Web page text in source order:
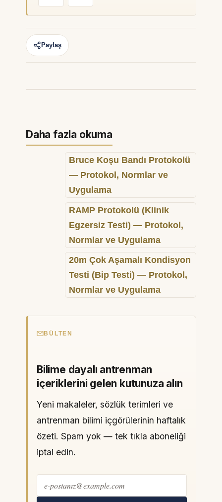
Paylaş
Daha fazla okuma
Bruce Koşu Bandı Protokolü
— Protokol, Normlar ve
Uygulama
RAMP Protokolü (Klinik
Egzersiz Testi) — Protokol,
Normlar ve Uygulama
20m Çok Aşamalı Kondisyon
Testi (Bip Testi) — Protokol,
Normlar ve Uygulama
BÜLTEN
Bilime dayalı antrenman
içeriklerini gelen kutunuza alın
Yeni makaleler, sözlük terimleri ve
antrenman bilimi içgörülerinin haftalık
özeti. Spam yok — tek tıkla aboneliği
iptal edin.